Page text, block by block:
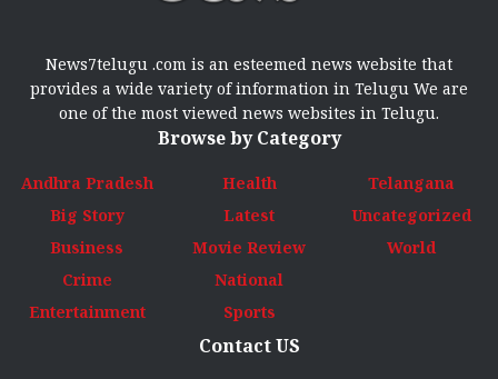
News7telugu .com is an esteemed news website that
provides a wide variety of information in Telugu We are
one of the most viewed news websites in Telugu.
Browse by Category
Andhra Pradesh
Big Story
Business
Crime
Entertainment
Health
Latest
Movie Review
National
Sports
Telangana
Uncategorized
World
Contact US